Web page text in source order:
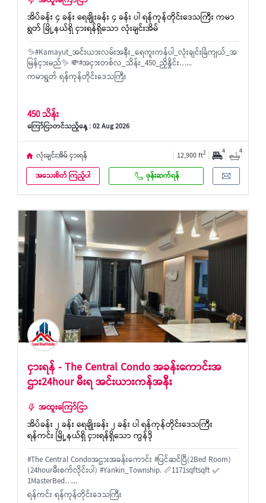
အိပ်ခန်း ၄ ခန်း ရေချိုးခန်း ၄ ခန်း ပါ ရန်ကုန်တိုင်းဒေသကြီး ကမာ
ရွတ် မြို့နယ်ရှိ ငှားရန်ရှိသော လုံးချင်းအိမ်
✨#Kamayut_အင်းယားလမ်းအနီး_ရေကူးကန်ပါ_လုံးချင်းခြံကျယ်_အ
မြန်ငှားမည်✨ 💸#အငှားတစ်လ_သိန်း_450_ညှိနှိုင်း…...
ကမာရွတ် ရန်ကုန်တိုင်းဒေသကြီး
450 သိန်း
ကြော်ငြာတင်သည့်နေ့ : 02 Aug 2026
လုံးချင်းအိမ် ငှားရန် 12,900 ft2 4 4
အသေးစိတ် ကြည့်ပါ ဖုန်းဆက်ရန်
ငှားရန် - The Central Condo အခန်းကောင်းအ
ဌား24hour မီးရ အင်းယားကန်အနီး
အထူးကြော်ငြာ
အိပ်ခန်း ၂ ခန်း ရေချိုးခန်း ၂ ခန်း ပါ ရန်ကုန်တိုင်းဒေသကြီး
ရန်ကင်း မြို့နယ်ရှိ ငှားရန်ရှိသော ကွန်ဒို
#The Central Condoအဌားအခန်းကောင်း #ပြင်ဆင်ပြီ(2Bed Room)
(24hourမီးစက်လိုင်းပါ) #Yankin_Township. 📏1171sqftsqft ✅
1MasterBed…...
ရန်ကင်း ရန်ကုန်တိုင်းဒေသကြီး